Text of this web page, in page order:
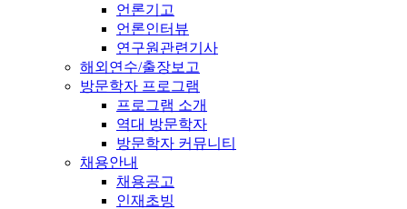
언론기고
언론인터뷰
연구원관련기사
해외연수/출장보고
방문학자 프로그램
프로그램 소개
역대 방문학자
방문학자 커뮤니티
채용안내
채용공고
인재초빙